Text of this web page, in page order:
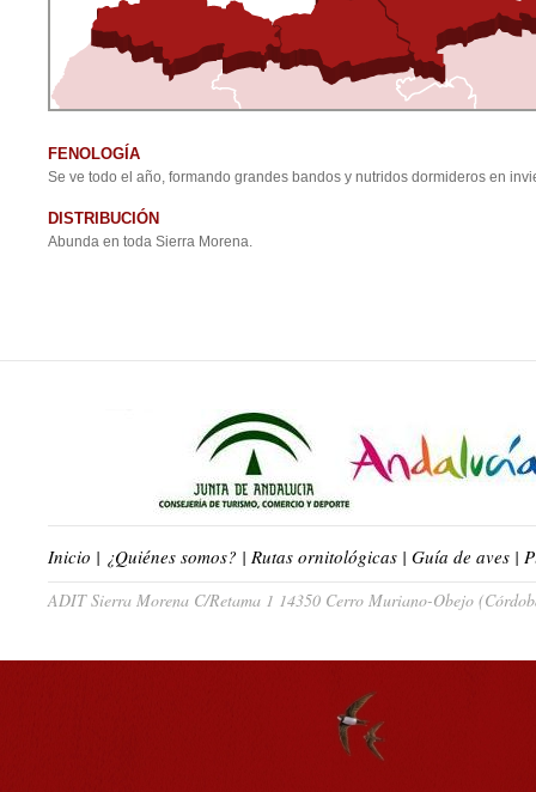
FENOLOGÍA
Se ve todo el año, formando grandes bandos y nutridos dormideros en
DISTRIBUCIÓN
Abunda en toda Sierra Morena.
Inicio | ¿Quiénes somos? | Rutas ornitológicas | Guía de aves |
ADIT Sierra Morena C/Retama 1 14350 Cerro Muriano-Obejo